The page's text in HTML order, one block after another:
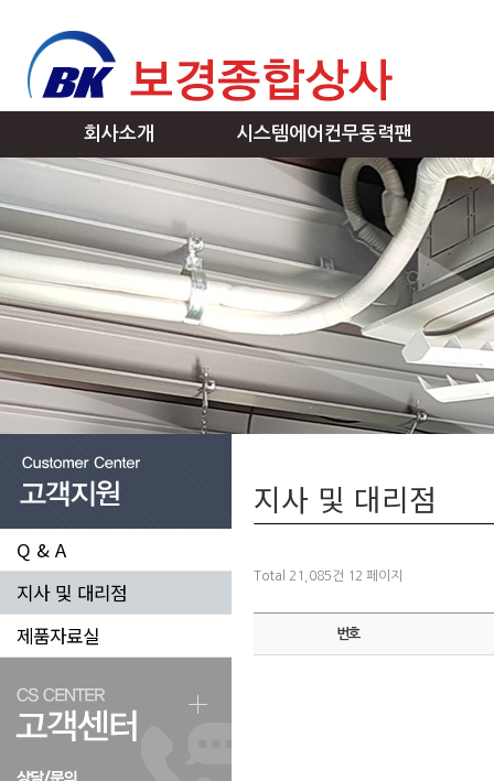
회사소개 시스템에어컨무동력팬
Q & A
지사 및 대리점
제품자료실
지사 및 대리점
Total 21,085건 12 페이지
번호